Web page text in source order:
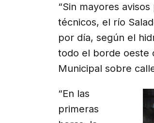
“Sin mayores
técnicos, el río
por día, según el
todo el borde oeste
Municipal sobre
“En las
primeras